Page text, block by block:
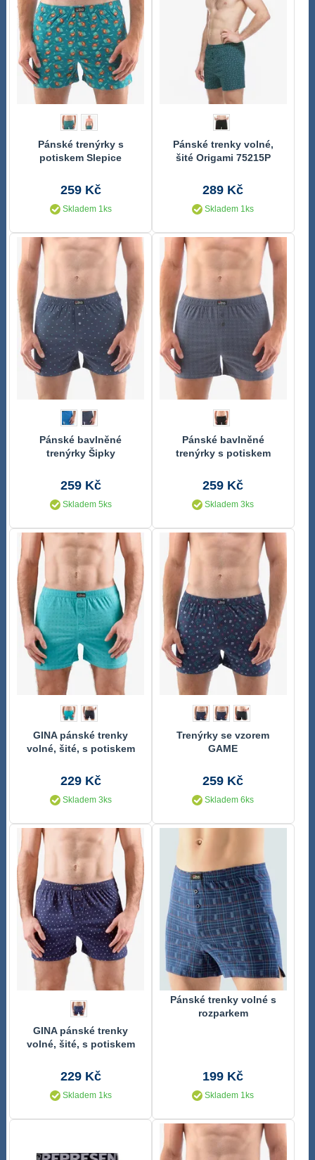
Pánské trenýrky s
potiskem Slepice
259 Kč
Skladem 1ks
Pánské trenky volné,
šité Origami 75215P
289 Kč
Skladem 1ks
Pánské bavlněné
trenýrky Šipky
259 Kč
Skladem 5ks
Pánské bavlněné
trenýrky s potiskem
259 Kč
Skladem 3ks
GINA pánské trenky
volné, šité, s potiskem
229 Kč
Skladem 3ks
Trenýrky se vzorem
GAME
259 Kč
Skladem 6ks
GINA pánské trenky
volné, šité, s potiskem
229 Kč
Skladem 1ks
Pánské trenky volné s
rozparkem
199 Kč
Skladem 1ks